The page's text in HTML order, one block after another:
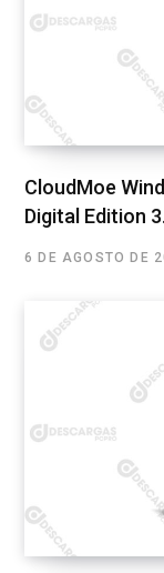
CloudMoe
Digital Edition
6 DE AGOSTO DE